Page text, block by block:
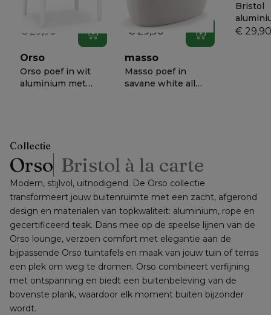
In winkelwagen
€ 29,90
textilene reiniger
In winkelwagen
€ 29,90
Bristol
€ 29,90
Orso
Orso poef in wit
aluminium met
masso
Masso poef in
savane white all
Collectie
Orso Bristol à la carte
Modern, stijlvol, uitnodigend. De Orso collectie
transformeert jouw buitenruimte met een zacht, afgerond
design en materialen van topkwaliteit: aluminium, rope en
gecertificeerd teak. Dans mee op de speelse lijnen van de
Orso lounge, verzoen comfort met elegantie aan de
bijpassende Orso tuintafels en maak van jouw tuin of terras
een plek om weg te dromen. Orso combineert verfijning
met ontspanning en biedt een buitenbeleving van de
bovenste plank, waardoor elk moment buiten bijzonder
wordt.